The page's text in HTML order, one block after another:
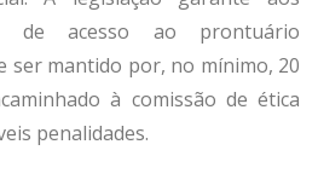
de acesso ao prontuário
ser mantido por, no mínimo, 20
à comissão de ética
penalidades.